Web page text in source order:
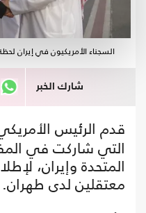
السجناء الأمريكيون في إيران
شارك الخبر
قدم الرئيس
التي شاركت في
المتحدة وإيران،
معتقلين لدى طهران.